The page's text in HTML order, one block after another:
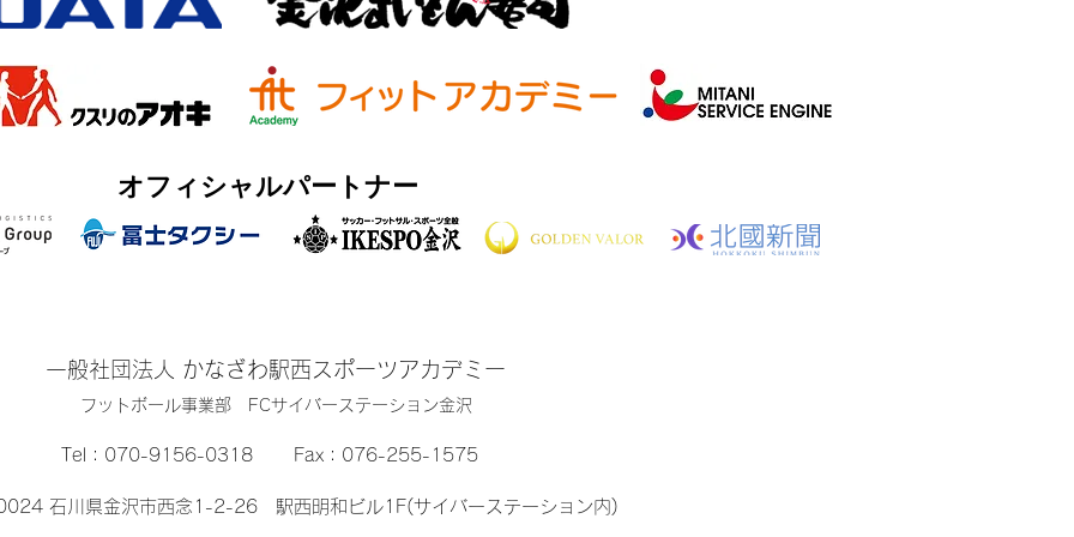
オフィシャルパートナー
一般社団法人 かなざわ駅西スポーツアカデミー
​フットボール事業部 FCサイバーステーション金沢
Tel： 070-9156-0318 Fax：076-255-1575
石川県金沢市西念1-2-26 駅西明和ビル1F(サイバーステーション内)